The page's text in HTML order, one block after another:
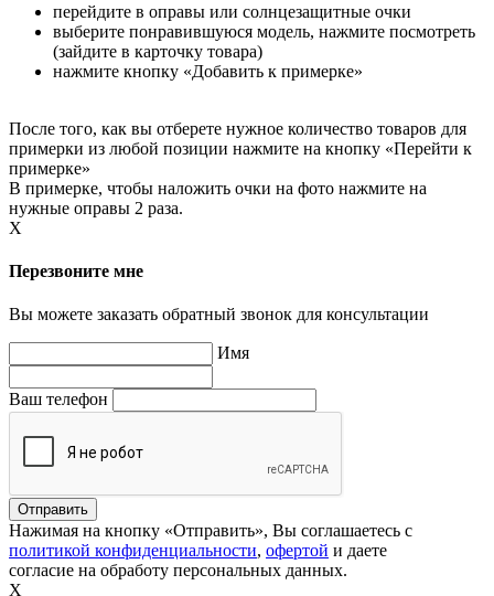
перейдите в оправы или солнцезащитные очки
выберите понравившуюся модель, нажмите посмотреть
(зайдите в карточку товара)
нажмите кнопку «Добавить к примерке»
После того, как вы отберете нужное количество товаров для
примерки из любой позиции нажмите на кнопку «Перейти к
примерке»
В примерке, чтобы наложить очки на фото нажмите на
нужные оправы 2 раза.
X
Перезвоните мне
Вы можете заказать обратный звонок для консультации
Имя
Ваш телефон
Нажимая на кнопку «Отправить», Вы соглашаетесь с
политикой конфиденциальности, офертой и даете
согласие на обработу персональных данных.
X